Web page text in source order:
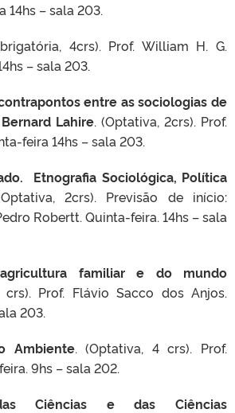
14hs – sala 203.
4crs). Prof. William H. G.
– sala 203.
entre as sociologias de
Lahire. (Optativa, 2crs). Prof.
feira 14hs – sala 203.
.
Etnografia Sociológica, Política
2crs). Previsão de início:
Robertt. Quinta-feira. 14hs – sala
familiar e do mundo
crs). Prof. Flávio Sacco dos Anjos.
203.
Ambiente. (Optativa, 4 crs). Prof.
9hs – sala 202.
Ciências e das Ciências